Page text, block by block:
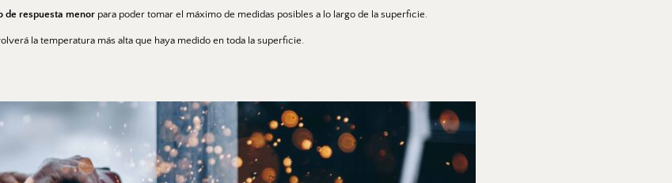
de respuesta menor para poder tomar el máximo de medidas posibles a lo largo de la superficie.
la temperatura más alta que haya medido en toda la superficie.